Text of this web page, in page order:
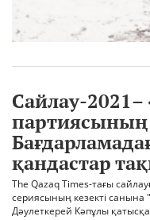
Сайлау-2021–
партиясының
қандастар
The Qazaq Times-тағы
сериясының кезекті
Дәулеткерей Кәпұлы